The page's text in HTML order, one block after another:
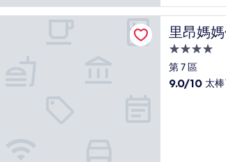
夠
讚，
(765
則
評
論)
里昂媽
里昂媽媽
4.0
星
級
第 7 區
9.0
9.0/10 太棒